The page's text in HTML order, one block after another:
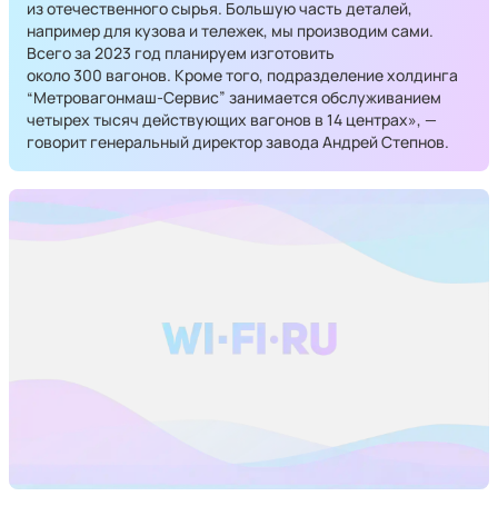
из отечественного сырья. Большую часть деталей,
например для кузова и тележек, мы производим сами.
Всего за 2023 год планируем изготовить
около 300 вагонов. Кроме того, подразделение холдинга
“Метровагонмаш-Сервис” занимается обслуживанием
четырех тысяч действующих вагонов в 14 центрах», —
говорит генеральный директор завода Андрей Степнов.